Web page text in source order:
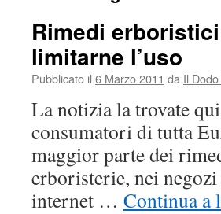
Rimedi
limitarne l’uso
Pubblicato il 6 Marzo 2011 da Il
La notizia la trovate
consumatori di tutta
maggior parte dei
erboristerie, nei
internet … Continua a